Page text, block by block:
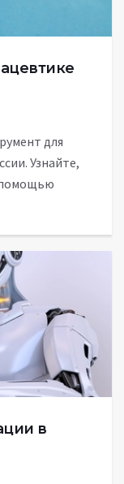
для
Узнайте,
помощью
в